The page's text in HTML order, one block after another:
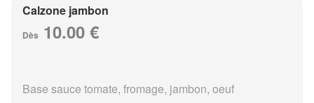
Calzone jambon
Dès 10.00 €
Base sauce tomate, fromage, jambon, oeuf